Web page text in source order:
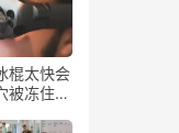
棍太快会
被冻住了